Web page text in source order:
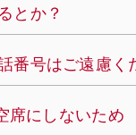
とか？
番号はご遠慮く
席にしないため